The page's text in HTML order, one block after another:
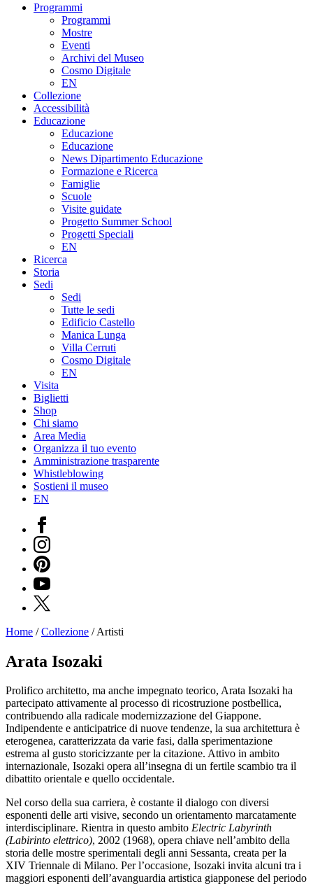
Programmi
Programmi
Mostre
Eventi
Archivi del Museo
Cosmo Digitale
EN
Collezione
Accessibilità
Educazione
Educazione
Educazione
News Dipartimento Educazione
Formazione e Ricerca
Famiglie
Scuole
Visite guidate
Progetto Summer School
Progetti Speciali
EN
Ricerca
Storia
Sedi
Sedi
Tutte le sedi
Edificio Castello
Manica Lunga
Villa Cerruti
Cosmo Digitale
EN
Visita
Biglietti
Shop
Chi siamo
Area Media
Organizza il tuo evento
Amministrazione trasparente
Whistleblowing
Sostieni il museo
EN
Facebook
Instagram
Pinterest
YouTube
X
Mostre
Eventi
del
Museo
Cosmo
Digitale
EN
Collezione
Accessibilità
Educazione
News
Dipartimento
Educazione
Formazione
e
Ricerca
Famiglie
Home /Collezione /Artisti
Arata Isozaki
Prolifico architetto, ma anche impegnato teorico, Arata Isozaki ha
partecipato attivamente al processo di ricostruzione postbellica,
contribuendo alla radicale modernizzazione del Giappone.
Indipendente e anticipatrice di nuove tendenze, la sua architettura è
eterogenea, caratterizzata da varie fasi, dalla sperimentazione
estrema al gusto storicizzante per la citazione. Attivo in ambito
internazionale, Isozaki opera all’insegna di un fertile scambio tra il
dibattito orientale e quello occidentale.
Nel corso della sua carriera, è costante il dialogo con diversi
esponenti delle arti visive, secondo un orientamento marcatamente
interdisciplinare. Rientra in questo ambito Electric Labyrinth
(Labirinto elettrico), 2002 (1968), opera chiave nell’ambito della
storia delle mostre sperimentali degli anni Sessanta, creata per la
XIV Triennale di Milano. Per l’occasione, Isozaki invita alcuni tra i
maggiori esponenti dell’avanguardia artistica giapponese del periodo